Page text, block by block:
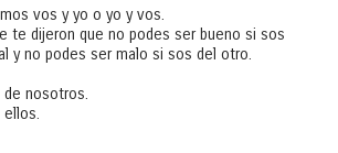
vos y yo o yo y vos.
te dijeron que no podes ser bueno si sos
y no podes ser malo si sos del otro.
de nosotros.
ellos.